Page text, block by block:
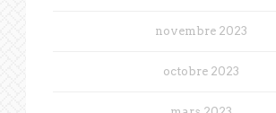
novembre 2023
octobre 2023